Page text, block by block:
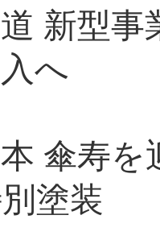
新型
へ
傘寿
塗装